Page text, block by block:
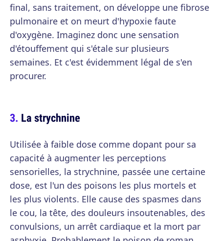
final, sans traitement, on développe une fibrose
pulmonaire et on meurt d'hypoxie faute
d'oxygène. Imaginez donc une sensation
d'étouffement qui s'étale sur plusieurs
semaines. Et c'est évidemment légal de s'en
procurer.
La strychnine
Utilisée à faible dose comme dopant pour sa
capacité à augmenter les perceptions
sensorielles, la strychnine, passée une certaine
dose, est l'un des poisons les plus mortels et
les plus violents. Elle cause des spasmes dans
le cou, la tête, des douleurs insoutenables, des
convulsions, un arrêt cardiaque et la mort par